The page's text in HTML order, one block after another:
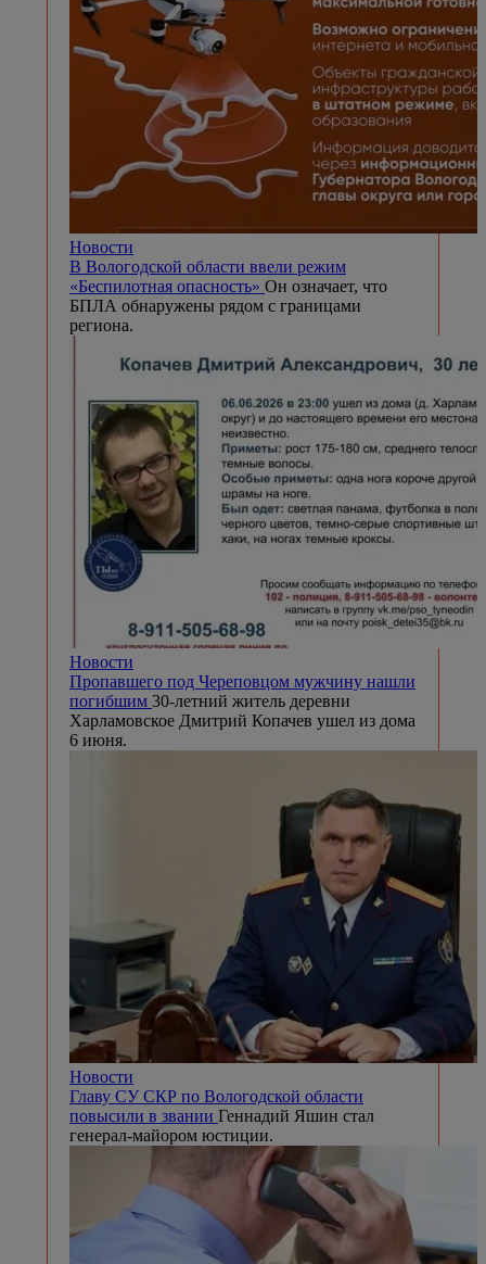
Новости
В Вологодской области ввели режим
«Беспилотная опасность» Он означает, что
БПЛА обнаружены рядом с границами
региона.
Новости
Пропавшего под Череповцом мужчину нашли
погибшим 30-летний житель деревни
Харламовское Дмитрий Копачев ушел из дома
6 июня.
Новости
Главу СУ СКР по Вологодской области
повысили в звании Геннадий Яшин стал
генерал-майором юстиции.